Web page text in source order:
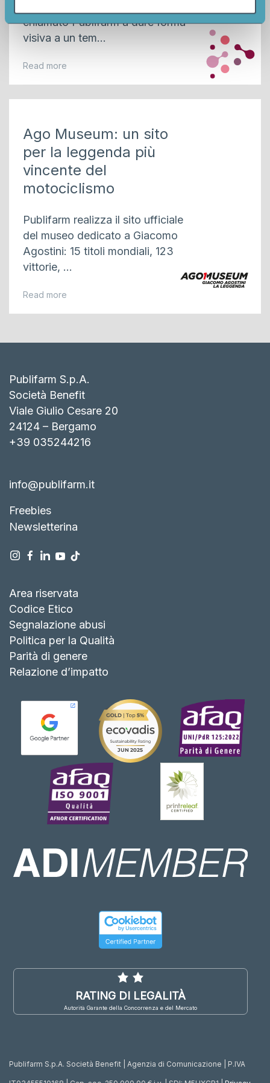
nostri partner che si occupano di analisi dei dati web,
pubblicità e social media, i quali potrebbero combinarle
con altre informazioni che ha fornito loro o che hanno
chiamato Publifarm a dare forma
visiva a un tem...
Read more
Ago Museum: un sito
per la leggenda più
vincente del
motociclismo
Publifarm realizza il sito ufficiale
del museo dedicato a Giacomo
Agostini: 15 titoli mondiali, 123
vittorie, ...
Read more
Publifarm S.p.A.
Società Benefit
Viale Giulio Cesare 20
24124 – Bergamo
+39 035244216
info@publifarm.it
Freebies
Newsletterina
Area riservata
Codice Etico
Segnalazione abusi
Politica per la Qualità
Parità di genere
Relazione d’impatto
RATING DI LEGALITÀ
Autorità Garante della Concorrenza e del Mercato
Publifarm S.p.A. Società Benefit | Agenzia di Comunicazione | P.IVA